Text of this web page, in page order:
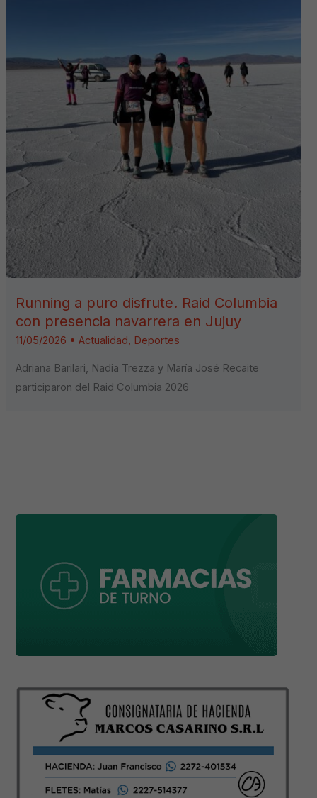
Running a puro disfrute. Raid Columbia
con presencia navarrera en Jujuy
11/05/2026 •Actualidad, Deportes
Adriana Barilari, Nadia Trezza y María José Recaite
participaron del Raid Columbia 2026